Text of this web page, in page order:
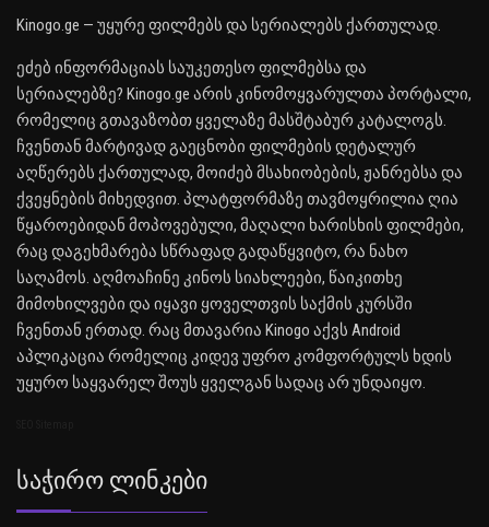
Kinogo.ge — უყურე ფილმებს და სერიალებს ქართულად.
ეძებ ინფორმაციას საუკეთესო ფილმებსა და
სერიალებზე? Kinogo.ge არის კინომოყვარულთა პორტალი,
რომელიც გთავაზობთ ყველაზე მასშტაბურ კატალოგს.
ჩვენთან მარტივად გაეცნობი ფილმების დეტალურ
აღწერებს ქართულად, მოიძებ მსახიობების, ჟანრებსა და
ქვეყნების მიხედვით. პლატფორმაზე თავმოყრილია ღია
წყაროებიდან მოპოვებული, მაღალი ხარისხის ფილმები,
რაც დაგეხმარება სწრაფად გადაწყვიტო, რა ნახო
საღამოს. აღმოაჩინე კინოს სიახლეები, წაიკითხე
მიმოხილვები და იყავი ყოველთვის საქმის კურსში
ჩვენთან ერთად. რაც მთავარია Kinogo აქვს Android
აპლიკაცია რომელიც კიდევ უფრო კომფორტულს ხდის
უყურო საყვარელ შოუს ყველგან სადაც არ უნდაიყო.
Საჭირო Ლინკები